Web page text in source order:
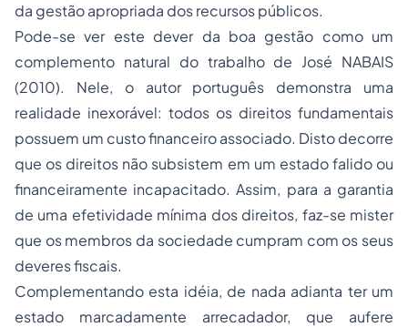
da gestão apropriada dos recursos públicos.
Pode-se ver este dever da boa gestão como um
complemento natural do trabalho de José NABAIS
(2010). Nele, o autor português demonstra uma
realidade inexorável: todos os direitos fundamentais
possuem um custo financeiro associado. Disto decorre
que os direitos não subsistem em um estado falido ou
financeiramente incapacitado. Assim, para a garantia
de uma efetividade mínima dos direitos, faz-se mister
que os membros da sociedade cumpram com os seus
deveres fiscais.
Complementando esta idéia, de nada adianta ter um
estado marcadamente arrecadador, que aufere